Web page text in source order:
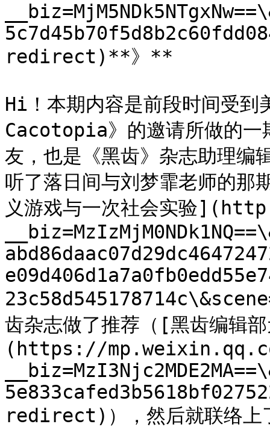
redirect)**》**
Hi！本期内容是前段时间受到
Cacotopia》的邀请所做的一
友，也是《黑齿》杂志助理编
听了落日间与刘梦霏老师的
义游戏与一次社会实验
齿杂志做了推荐（[黑齿编辑
(https://
redirect)），然后就联络上